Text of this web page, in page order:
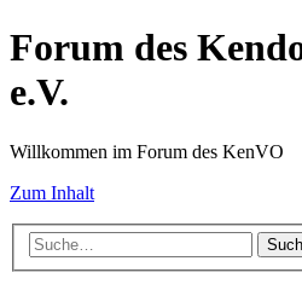
Forum des
e.V.
Willkommen im Forum des KenVO
Zum Inhalt